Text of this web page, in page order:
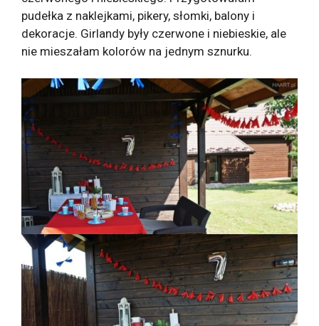
pudełka z naklejkami, pikery, słomki, balony i
dekoracje. Girlandy były czerwone i niebieskie, ale
nie mieszałam kolorów na jednym sznurku.